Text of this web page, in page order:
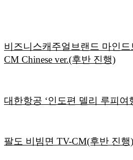
비즈니스캐주얼브랜드 마인드
CM Chinese ver.(후반 진행)
대한항공 ‘인도편 델리 루피여
팔도 비빔면 TV-CM(후반 진행)